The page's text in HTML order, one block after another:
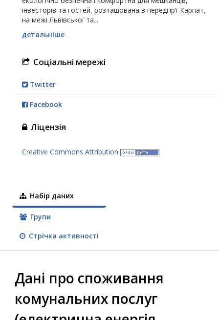
інвесторів та гостей, розташована в передгір’ї Карпат,
на межі Львівської та...
детальніше
Соціальні мережі
Twitter
Facebook
Ліцензія
Creative Commons Attribution
Набір даних
Групи
Стрічка активності
Дані про споживання
комунальних послуг